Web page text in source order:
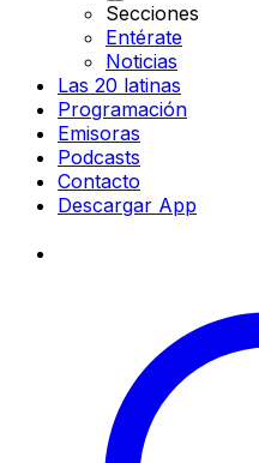
Secciones
Entérate
Noticias
Las 20 latinas
Programación
Emisoras
Podcasts
Contacto
Descargar App